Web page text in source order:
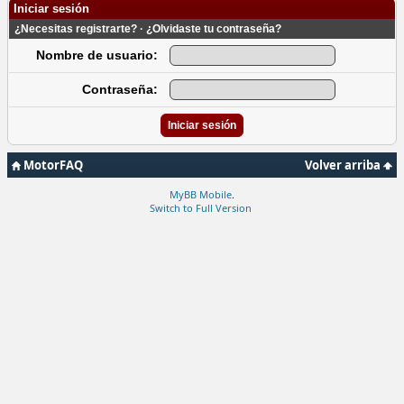
Iniciar sesión
¿Necesitas registrarte? · ¿Olvidaste tu contraseña?
Nombre de usuario:
Contraseña:
Volver arriba
MotorFAQ
MyBB Mobile
Switch to Full Version